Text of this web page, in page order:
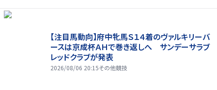
【注目馬動向】府中牝馬Ｓ１４着のヴァルキリーバ
ースは京成杯ＡＨで巻き返しへ サンデーサラブ
レッドクラブが発表
2026/08/06 20:15その他競技